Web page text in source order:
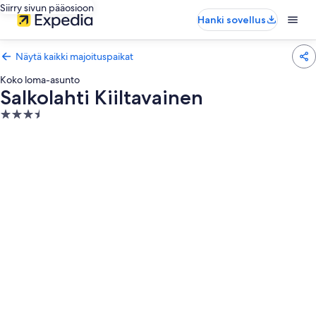
Siirry sivun pääosioon
Hanki sovellus
Näytä kaikki majoituspaikat
Koko loma-asunto
Salkolahti Kiiltavainen
3.5